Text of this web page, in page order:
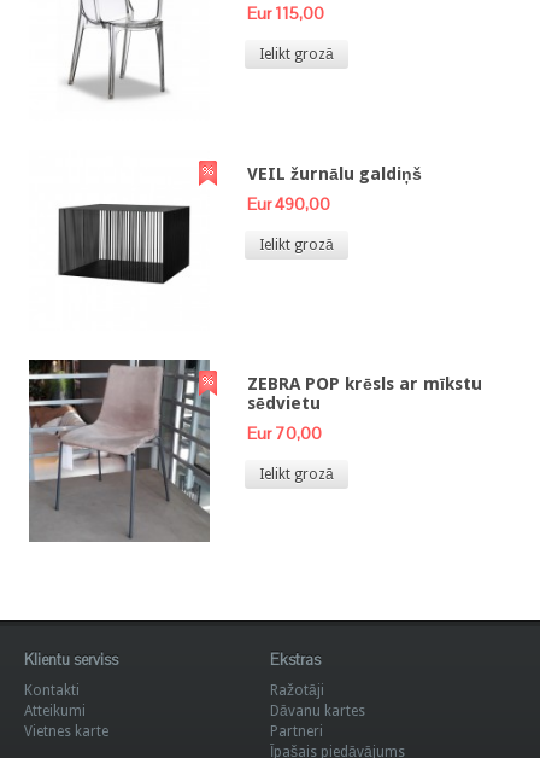
Eur 115,00
Ielikt grozā
VEIL žurnālu galdiņš
Eur 490,00
Ielikt grozā
ZEBRA POP krēsls ar mīkstu
sēdvietu
Eur 70,00
Ielikt grozā
Klientu serviss
Kontakti
Atteikumi
Vietnes karte
Ekstras
Ražotāji
Dāvanu kartes
Partneri
Īpašais piedāvājums